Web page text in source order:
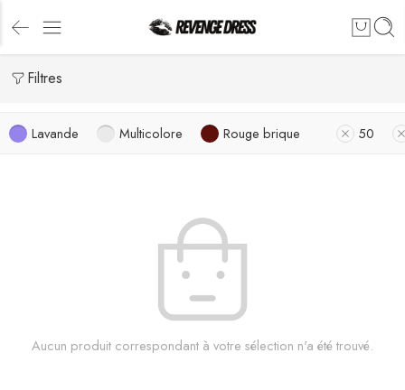
Filtres
Lavande Multicolore Rouge brique 50
Aucun produit correspondant à votre sélection n'a été trouvé.